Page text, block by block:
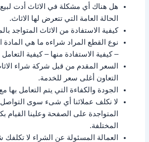
هل هناك أي مشكلة في الاثاث أدت
الحالة العامة التي تتعرض لها الاثاث.
كيفية الاستفادة من الاثاث المتواجد
نوع القطع المراد شراءه ما هي المادة
– كيفية الاستفادة منها – كيفية التعامل
السعر المقدم من قبل شركة شراء
التعاون أغلى سعر للخدمة.
الجودة والكفاءة التي يتم التعامل بها
لا نكلف عملائنا أي شىء سوى التواصل
المتواجدة على الصفحة وعلينا القيام
المختلفة.
العمالة المسئولة عن الشراء لا